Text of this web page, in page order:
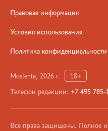
Правовая информация
Условия использования
Политика конфиденциальности
Moslenta, 2026 г.
18+
Телефон редакции: +7 495 785-
Все права защищены. Полное